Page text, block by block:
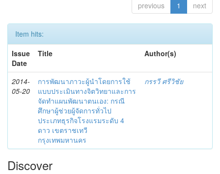
previous 1 next
Item hits:
Issue
Date
Title Author(s)
2014-
05-20
การพัฒนาภาวะผู้นำโดยการใช้
แบบประเมินทางจิตวิทยาและการ
จัดทำแผนพัฒนาตนเอง: กรณี
ศึกษาผู้ช่วยผู้จัดการทั่วไป
ประเภทธุรกิจโรงแรมระดับ 4
ดาว เขตราชเทวี
กรุงเทพมหานคร
กรรวี ศรีวิชัย
Discover